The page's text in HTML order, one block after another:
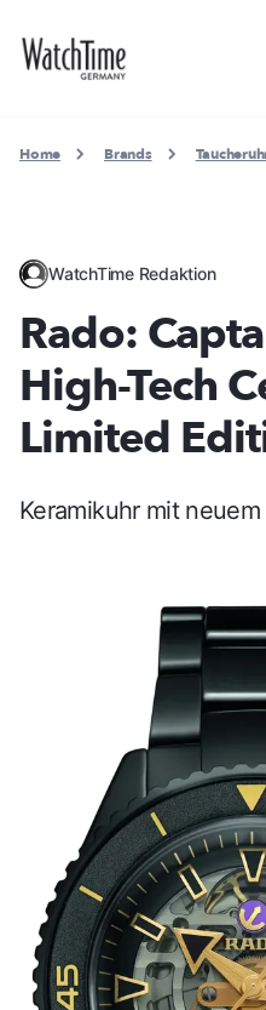
Home Brands
WatchTime Redaktion
Rado:
High-Tech
Limited
Keramikuhr mit